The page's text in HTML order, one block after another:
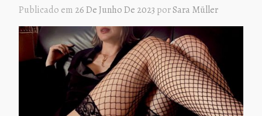
Publicado em 26 De Junho De 2023 porSara Müller